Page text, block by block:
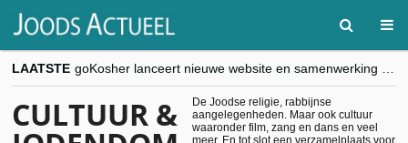
LAATSTE
Religieuze besnijdenis en toekomst van Joods leven centraal tijdens conferentie in Brussel
CULTUUR &
De Joodse religie, rabbijnse
aangelegenheden. Maar ook cultuur
waaronder film, zang en dans en veel
meer. En tot slot een verzamelplaats voor